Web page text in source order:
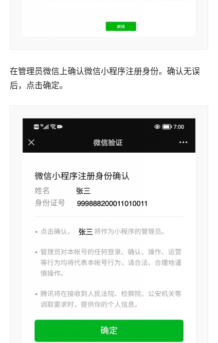
在管理员微信上确认微信小程序注册身份。确认无误
后，点击确定。